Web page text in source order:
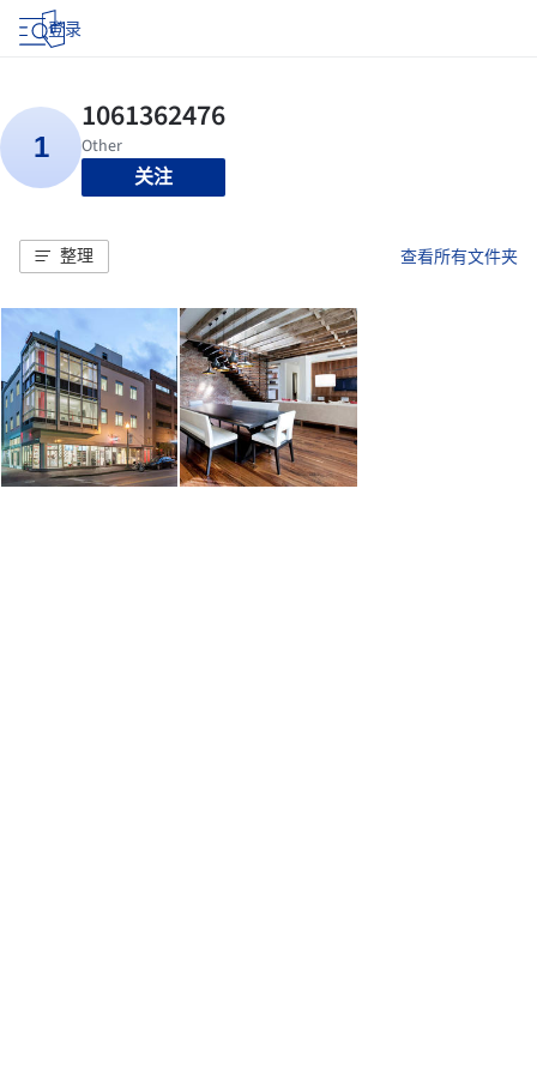
登录
关注
整理 查看所有文件夹